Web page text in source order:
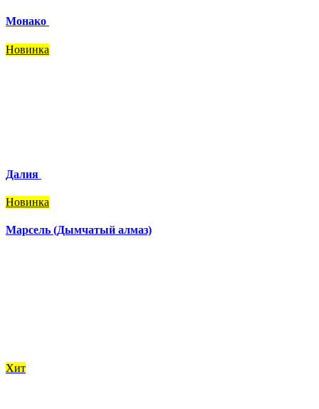
Монако
Новинка
Далия
Новинка
Марсель (Дымчатый алмаз)
Хит